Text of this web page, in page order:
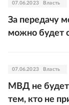
07.06.2023 Власть
За передачу
можно будет
07.06.2023 Власть
МВД не будет
тем, кто не